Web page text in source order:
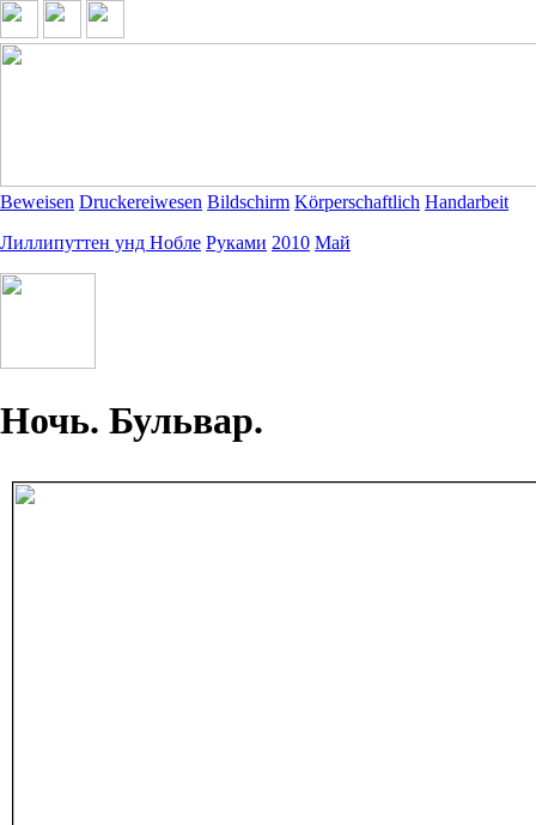
Beweisen Druckereiwesen Bildschirm Körperschaftlich Handarbeit
Лиллипуттен унд Нобле Руками 2010 Май
Ночь. Бульвар.